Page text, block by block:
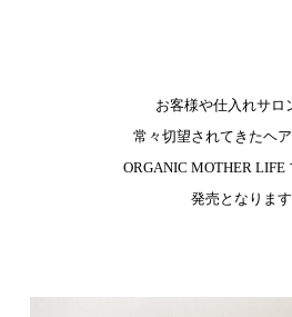
お客様や仕入れサロ
常々切望されてきたヘ
ORGANIC MOTHER LIFE
発売となります